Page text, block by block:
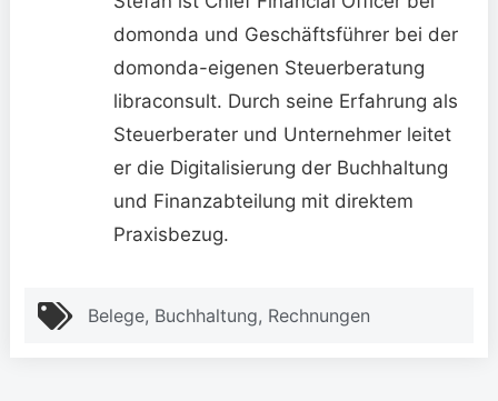
domonda und Geschäftsführer bei der
domonda-eigenen Steuerberatung
libraconsult. Durch seine Erfahrung als
Steuerberater und Unternehmer leitet
er die Digitalisierung der Buchhaltung
und Finanzabteilung mit direktem
Praxisbezug.
Belege, Buchhaltung, Rechnungen